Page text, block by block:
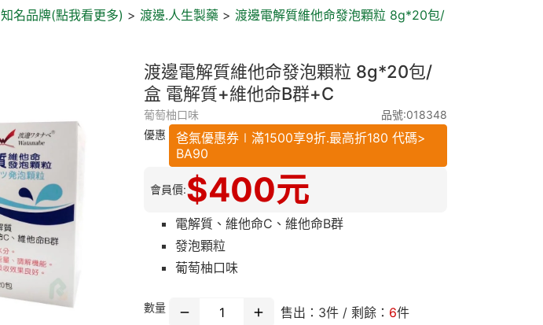
知名品牌(點我看更多) > 渡邊.人生製藥 > 渡邊電解質維他命發泡顆粒 8g*20包/
渡邊電解質維他命發泡顆粒 8g*20包/
盒 電解質+維他命B群+C
葡萄柚口味 品號:018348
會員價:$400元
優惠
爸氣優惠券∣滿1500享9折.最高折180 代碼>
BA90
電解質、維他命C、維他命B群
發泡顆粒
葡萄柚口味
數量 售出： 3件 / 剩餘： 6件